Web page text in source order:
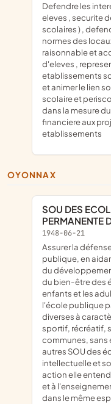
defendre les interets moraux ( egalite de traitement des
eleves , securite
scolaires ) ,
normes des
raisonnable et
d'eleves ,
etablissements
et animer le lien
scolaire et
dans la mesure
financiere aux
etablissements
OYONNAX
SOU DES ECOLES LAIQUES ET D'EDUCATION
PERMANENTE
1948-06-21
assurer la défense et le rayonnement de l'école laïque
publique, en
du
du bien-être des
enfants et les
l'école publique
diverses à
sportif, récréatif,
communes, sans
autres SOU des
intellectuelle et
action elle
et à
dans le même